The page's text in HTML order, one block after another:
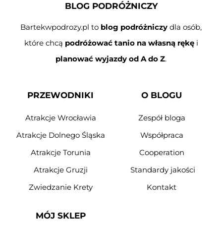
BLOG PODRÓŻNICZY
Bartekwpodrozy.pl to blog podróżniczy dla osób,
które chcą podróżować tanio na własną rękęi
planować wyjazdy od A do Z.
PRZEWODNIKI
Atrakcje Wrocławia
Atrakcje Dolnego Śląska
Atrakcje Torunia
Atrakcje Gruzji
Zwiedzanie Krety
O BLOGU
Zespół bloga
Współpraca
Cooperation
Standardy jakości
Kontakt
MÓJ SKLEP